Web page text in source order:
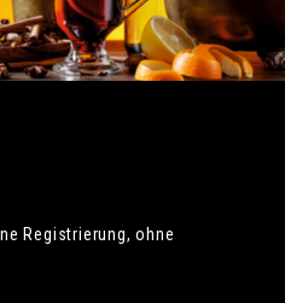
Registrierung, ohne